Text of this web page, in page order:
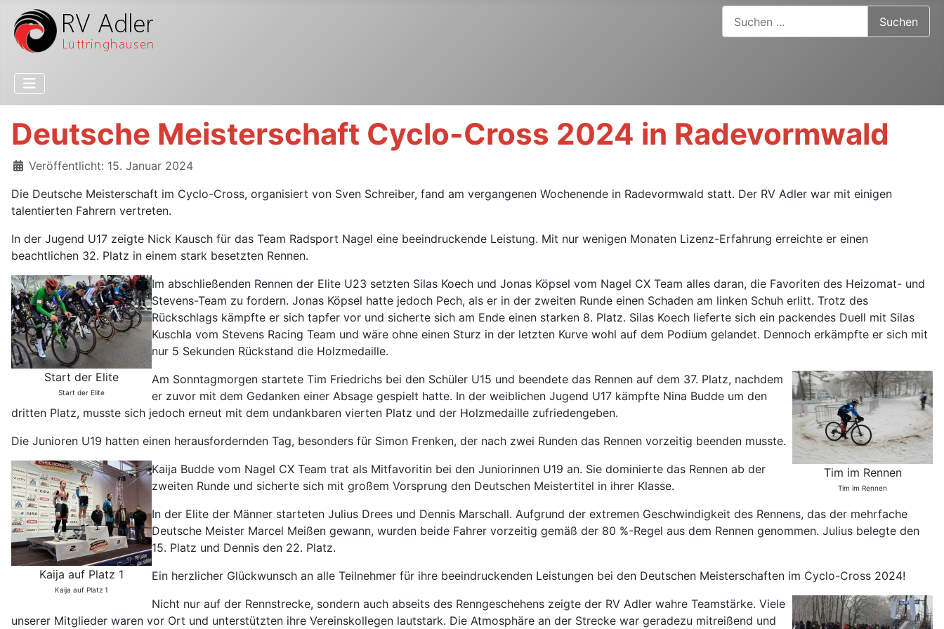
Suchen ...
Suchen
Deutsche Meisterschaft Cyclo-Cross 2024 in Radevormwald
Details
Veröffentlicht: 15. Januar 2024
Die Deutsche Meisterschaft im Cyclo-Cross, organisiert von Sven Schreiber, fand am vergangenen Wochenende in Radevormwald statt. Der RV Adler war mit einigen
talentierten Fahrern vertreten.
In der Jugend U17 zeigte Nick Kausch für das Team Radsport Nagel eine beeindruckende Leistung. Mit nur wenigen Monaten Lizenz-Erfahrung erreichte er einen
beachtlichen 32. Platz in einem stark besetzten Rennen.
Start der Elite
Start der Elite
Im abschließenden Rennen der Elite U23 setzten Silas Koech und Jonas Köpsel vom Nagel CX Team alles daran, die Favoriten des Heizomat- und
Stevens-Team zu fordern. Jonas Köpsel hatte jedoch Pech, als er in der zweiten Runde einen Schaden am linken Schuh erlitt. Trotz des
Rückschlags kämpfte er sich tapfer vor und sicherte sich am Ende einen starken 8. Platz. Silas Koech lieferte sich ein packendes Duell mit Silas
Kuschla vom Stevens Racing Team und wäre ohne einen Sturz in der letzten Kurve wohl auf dem Podium gelandet. Dennoch erkämpfte er sich mit
nur 5 Sekunden Rückstand die Holzmedaille.
Tim im Rennen
Tim im Rennen
Am Sonntagmorgen startete Tim Friedrichs bei den Schüler U15 und beendete das Rennen auf dem 37. Platz, nachdem
er zuvor mit dem Gedanken einer Absage gespielt hatte. In der weiblichen Jugend U17 kämpfte Nina Budde um den
dritten Platz, musste sich jedoch erneut mit dem undankbaren vierten Platz und der Holzmedaille zufriedengeben.
Die Junioren U19 hatten einen herausfordernden Tag, besonders für Simon Frenken, der nach zwei Runden das Rennen vorzeitig beenden musste.
Kaija auf Platz 1
Kaija auf Platz 1
Kaija Budde vom Nagel CX Team trat als Mitfavoritin bei den Juniorinnen U19 an. Sie dominierte das Rennen ab der
zweiten Runde und sicherte sich mit großem Vorsprung den Deutschen Meistertitel in ihrer Klasse.
In der Elite der Männer starteten Julius Drees und Dennis Marschall. Aufgrund der extremen Geschwindigkeit des Rennens, das der mehrfache
Deutsche Meister Marcel Meißen gewann, wurden beide Fahrer vorzeitig gemäß der 80 %-Regel aus dem Rennen genommen. Julius belegte den
15. Platz und Dennis den 22. Platz.
Ein herzlicher Glückwunsch an alle Teilnehmer für ihre beeindruckenden Leistungen bei den Deutschen Meisterschaften im Cyclo-Cross 2024!
Nicht nur auf der Rennstrecke, sondern auch abseits des Renngeschehens zeigte der RV Adler wahre Teamstärke. Viele
unserer Mitglieder waren vor Ort und unterstützten ihre Vereinskollegen lautstark. Die Atmosphäre an der Strecke war geradezu mitreißend und